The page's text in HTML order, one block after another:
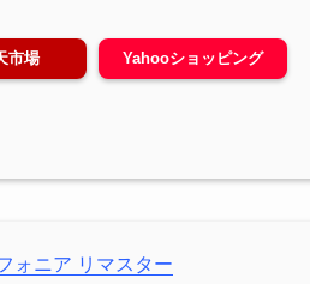
市場 Yahooショッピング
ォニア リマスター